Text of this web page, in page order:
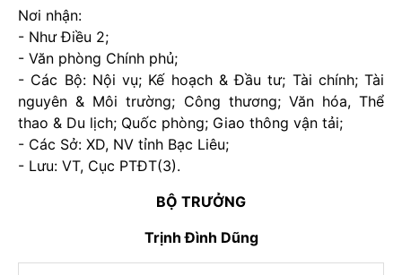
Nơi nhận:
- Như Điều 2;
- Văn phòng Chính phủ;
- Các Bộ: Nội vụ; Kế hoạch & Đầu tư; Tài chính; Tài
nguyên & Môi trường; Công thương; Văn hóa, Thể
thao & Du lịch; Quốc phòng; Giao thông vận tải;
- Các Sở: XD, NV tỉnh Bạc Liêu;
- Lưu: VT, Cục PTĐT(3).
BỘ TRƯỞNG
Trịnh Đình Dũng